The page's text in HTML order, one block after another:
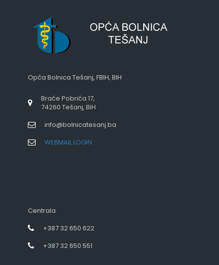
Opća Bolnica Tešanj, FBIH, BIH
Braće Pobrića 17,
74260 Tešanj, BiH
info@bolnicatesanj.ba
WEBMAIL LOGIN
Centrala
+387 32 650 622
+387 32 650 551